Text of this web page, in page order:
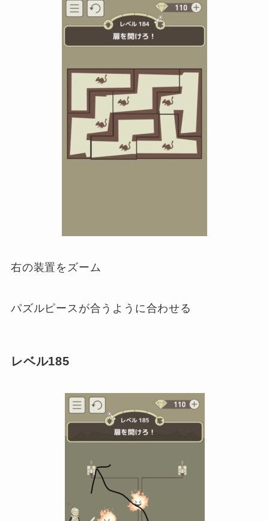
右の装置をズーム
パズルピースが合うように合わせる
レベル185